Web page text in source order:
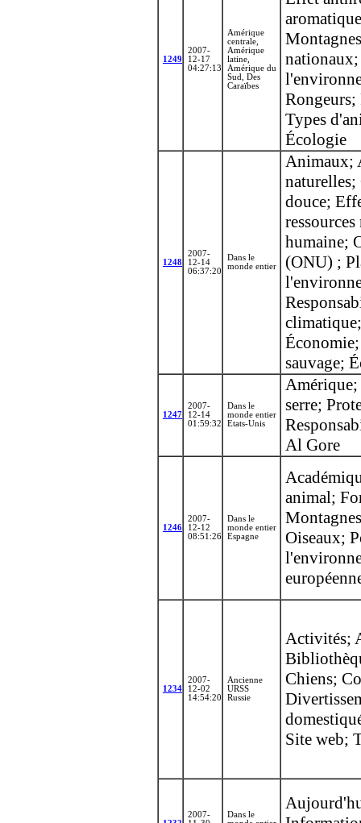
1249
2007-
12-17
04:27:13
Amérique
centrale,
Amérique
latine,
Amérique du
Sud, Des
Caraïbes
Rongeurs;
Types
Écologie
1248
2007-
12-14
06:37:20
Dans le
monde entier
Animaux;
naturelles;
douce;
humaine;
(ONU) ;
sauvage;
1247
2007-
12-14
01:59:32
Dans le
monde entier
Etats-Unis
serre;
Al Gore
1246
2007-
12-12
08:51:26
Dans le
monde entier
Espagne
animal;
Oiseaux;
1234
2007-
12-02
14:54:20
Ancienne
URSS
Russie
Activités;
Chiens;
Site web;
2007-
Dans le